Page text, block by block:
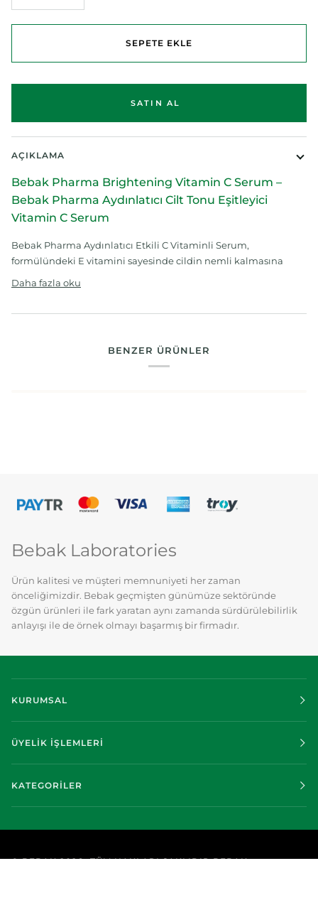
SEPETE EKLE
AÇIKLAMA
Bebak Pharma Brightening Vitamin C Serum –
Bebak Pharma Aydınlatıcı Cilt Tonu Eşitleyici
Vitamin C Serum
Bebak Pharma Aydınlatıcı Etkili C Vitaminli Serum,
formülündeki E vitamini sayesinde cildin nemli kalmasına
Daha fazla oku
BENZER ÜRÜNLER
Bebak Laboratories
Ürün kalitesi ve müşteri memnuniyeti her zaman
önceliğimizdir. Bebak geçmişten günümüze sektöründe
özgün ürünleri ile fark yaratan aynı zamanda sürdürülebilirlik
anlayışı ile de örnek olmayı başarmış bir firmadır.
KURUMSAL
ÜYELİK İŞLEMLERİ
KATEGORİLER
©BEBAK2026 TÜM HAKLARI SAKLIDIR BEBAK